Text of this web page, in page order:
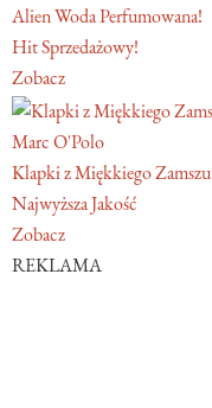
Alien Woda Perfumowana!
Hit Sprzedażowy!
Zobacz
Marc O'Polo
Klapki z Miękkiego Zamszu
Najwyższa Jakość
Zobacz
REKLAMA